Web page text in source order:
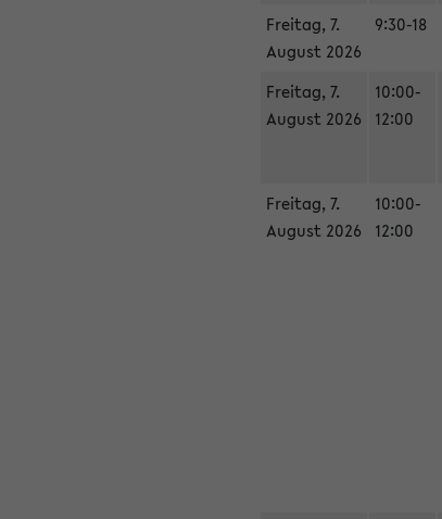
Freitag, 7.
August 2026
9:30-18
Freitag, 7.
August 2026
10:00-
12:00
Freitag, 7.
August 2026
10:00-
12:00